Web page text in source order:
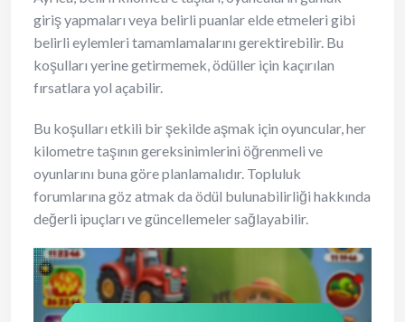
giriş yapmaları veya belirli puanlar elde etmeleri gibi
belirli eylemleri tamamlamalarını gerektirebilir. Bu
koşulları yerine getirmemek, ödüller için kaçırılan
fırsatlara yol açabilir.
Bu koşulları etkili bir şekilde aşmak için oyuncular, her
kilometre taşının gereksinimlerini öğrenmeli ve
oyunlarını buna göre planlamalıdır. Topluluk
forumlarına göz atmak da ödül bulunabilirliği hakkında
değerli ipuçları ve güncellemeler sağlayabilir.